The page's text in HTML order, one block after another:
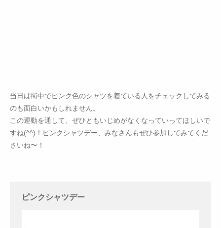
当日は街中でピンク色のシャツを着ている人をチェックしてみる
のも面白いかもしれません。
この運動を通して、ぜひともいじめがなくなっていってほしいで
すね(^^)！ピンクシャツデー、みなさんもぜひ参加してみてくだ
さいね〜！
ピンクシャツデー